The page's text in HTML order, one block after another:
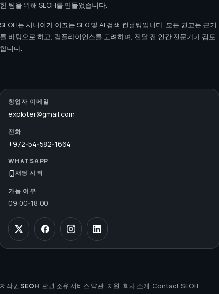
한 팀을 위해 SEOH를 만들었습니다.
SEOH는 시니어가 이끄는 SEO 및 AI 검색 컨설팅입니다. 모든 권고는 근거
를 바탕으로 하고, 컴플라이언스를 고려하며, 전달 전 인간 전문가가 검토
합니다.
창업자 이메일
exploter@gmail.com
전화
+972-54-582-1664
WHATSAPP
채팅 시작
가능 여부
09:00-18:00
저작권 SEOH. 판권 소유 서비스 약관 지원 회사 소개 Contact SEOH